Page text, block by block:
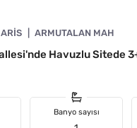
ARMUTALAN MAH
Havuzlu Sitede
Banyo sayısı